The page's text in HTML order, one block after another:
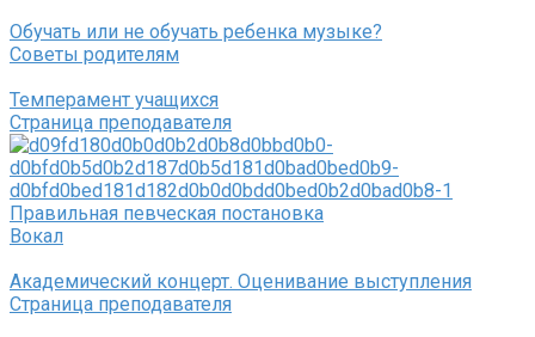
Обучать или не обучать ребенка музыке?
Советы родителям
Темперамент учащихся
Страница преподавателя
Правильная певческая постановка
Вокал
Академический концерт. Оценивание выступления
Страница преподавателя